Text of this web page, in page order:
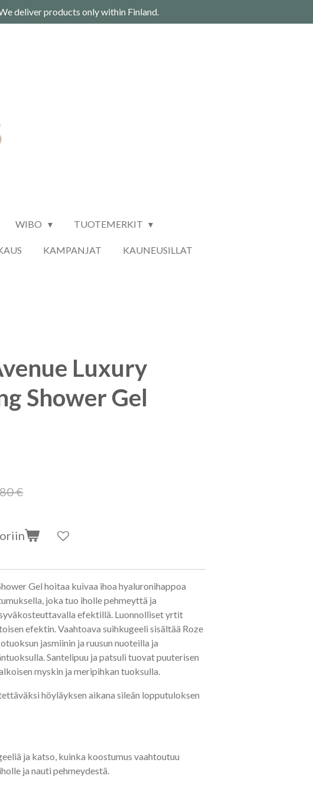
deliver products only within Finland.
WIBO TUOTEMERKIT
KAMPANJAT KAUNEUSILLAT
Luxury
Shower Gel
€
Gel hoitaa kuivaa ihoa hyaluronihappoa
joka tuo iholle pehmeyttä ja
efektillä. Luonnolliset yrtit
efektin. Vaahtoava suihkugeeli sisältää Roze
jasmiinin ja ruusun nuoteilla ja
Santelipuu ja patsuli tuovat puuterisen
myskin ja meripihkan tuoksulla.
höyläyksen aikana sileän lopputuloksen
ja katso, kuinka koostumus vaahtoutuu
ja nauti pehmeydestä.